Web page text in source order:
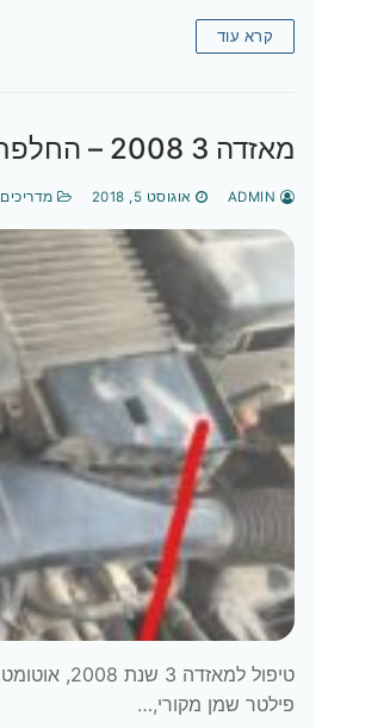
קרא עוד
מאזדה 3 2008 – החלפת שמן ופילטר שמן (טיפול קטן)
אוגוסט 5, 2018 מדריכים
פילטר שמן מקורי,…